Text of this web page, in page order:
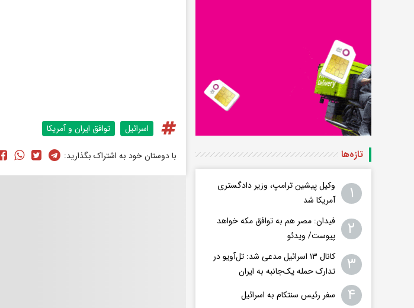
اسرائيل توافق ایران و آمریکا
با دوستان خود به اشتراک بگذارید: تازه‌ها
۱
وکیل پیشین ترامپ، وزیر دادگستری
آمریکا شد
۲
فیدان: مصر هم به توافق مکه خواهد
پیوست/ ویدئو
۳
کانال ۱۳ اسرائیل مدعی شد: تل‌آویو در
تدارک حمله یک‌جانبه به ایران
۴ سفر رئیس سنتکام به اسرائیل